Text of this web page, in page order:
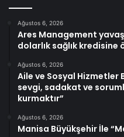
Ağustos 6, 2026
Ares Management
dolarlık sağlık kredisine
Ağustos 6, 2026
Aile ve Sosyal Hizmetler
sevgi, sadakat ve
kurmaktır”
Ağustos 6, 2026
Manisa Büyükşehir İle